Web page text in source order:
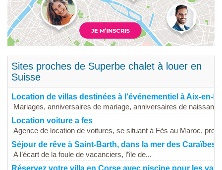
Sites proches de Superbe chalet à louer en
Suisse
Location de villas destinées à l’événementiel à Aix-en-
Mariages, anniversaires de mariage, anniversaires de
Location voiture a fes
Agence de location de voitures, se situant à Fès au Maroc,
Séjour de rêve à Saint-Barth, dans la mer des Caraïbes
A l’écart de la foule de vacanciers, l’île de...